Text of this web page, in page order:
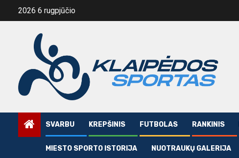
2026 6 rugpjūčio
SVARBU KREPŠINIS FUTBOLAS RANKINIS
MIESTO SPORTO ISTORIJA NUOTRAUKŲ GALERIJA